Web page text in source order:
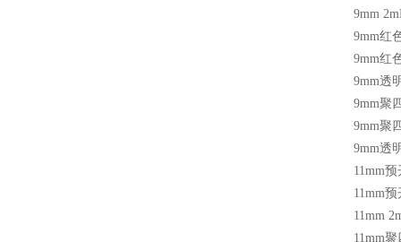
9mm
9mm红
9mm红
9mm透
9mm聚
9mm聚
9mm透
11mm预
11mm预
11mm
11mm聚